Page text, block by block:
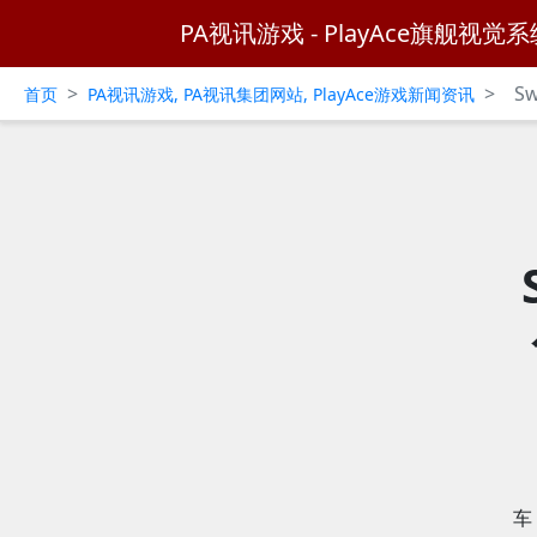
PA视讯游戏 - PlayAce旗舰视觉系
首页 > PA视讯游戏, PA视讯集团网站, PlayAce游戏新闻资讯 >
车